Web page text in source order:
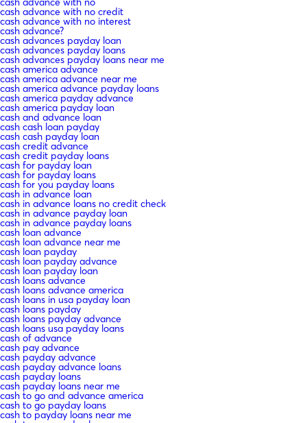
cash advance with no credit
cash advance with no interest
cash advance?
cash advances payday loan
cash advances payday loans
cash advances payday loans near me
cash america advance
cash america advance near me
cash america advance payday loans
cash america payday advance
cash america payday loan
cash and advance loan
cash cash loan payday
cash cash payday loan
cash credit advance
cash credit payday loans
cash for payday loan
cash for payday loans
cash for you payday loans
cash in advance loan
cash in advance loans no credit check
cash in advance payday loan
cash in advance payday loans
cash loan advance
cash loan advance near me
cash loan payday
cash loan payday advance
cash loan payday loan
cash loans advance
cash loans advance america
cash loans in usa payday loan
cash loans payday
cash loans payday advance
cash loans usa payday loans
cash of advance
cash pay advance
cash payday advance
cash payday advance loans
cash payday loans
cash payday loans near me
cash to go and advance america
cash to go payday loans
cash to payday loans near me